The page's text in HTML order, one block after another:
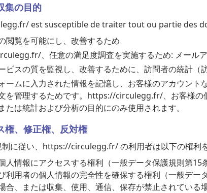
集の目的
est susceptible de traiter tout ou partie des
閲覧を可能にし、改善するため
、任意の満足度調査を実施するため: メール
ビスの質を監視し、改善するために、訪問者の統計（
ームに入力された情報を記憶し、お客様のアカウン
を管理するためです。https://circulegg.fr/、お客様の
たは統計および分析の目的にのみ使用されます。
権、修正権、反対権
に従い、https://circulegg.fr/ の利用者は以下の権利
人情報にアクセスする権利（一般データ保護規則第
利用者の個人情報の完全性を確保する権利（一般デ
合、または収集、使用、通信、保存が禁止されている場